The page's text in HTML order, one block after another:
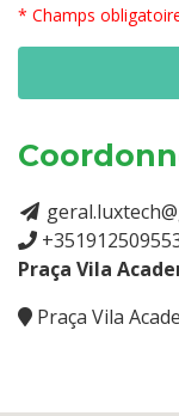
* Champs
Praça Vila
Praça Vila